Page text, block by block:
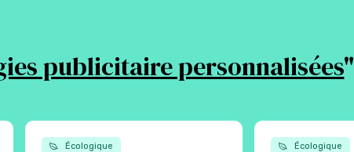
publicitaire personnalisées"
Écologique Écologique